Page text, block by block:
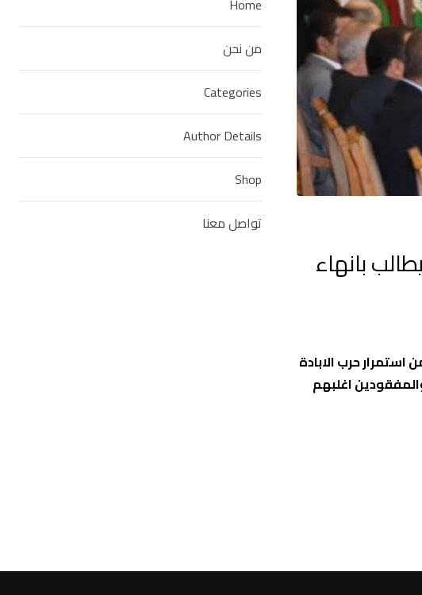
بانهاء
حرب الابادة
اغلبهم
Home
من نحن
Categories
Author Details
Shop
تواصل معنا